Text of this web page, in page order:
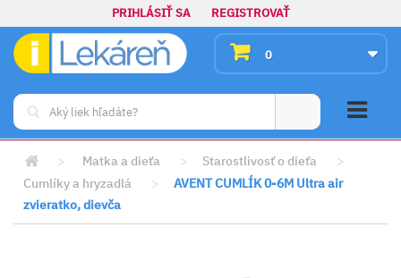
PRIHLÁSIŤ SA REGISTROVAŤ
0
> Matka a dieťa > Starostlivosť o dieťa
>
Cumlíky a hryzadlá
>
AVENT CUMLÍK 0-6M Ultra air
zvieratko, dievča